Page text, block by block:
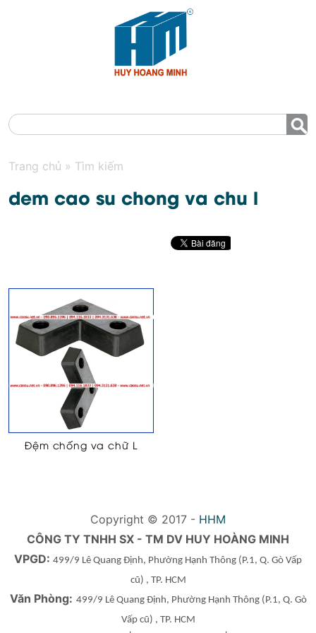
Trang chủ » Tìm kiếm
dem cao su chong va chu l
Đệm chống va chữ L
Copyright © 2017 - HHM
CÔNG TY TNHH SX - TM DV HUY HOÀNG MINH
VPGD: 499/9 Lê Quang Định, Phường Hạnh Thông (P.1, Q. Gò Vấp
cũ) , TP. HCM
Văn Phòng: 499/9 Lê Quang Định, Phường Hạnh Thông(P.1, Q. Gò
Vấp cũ) , TP. HCM